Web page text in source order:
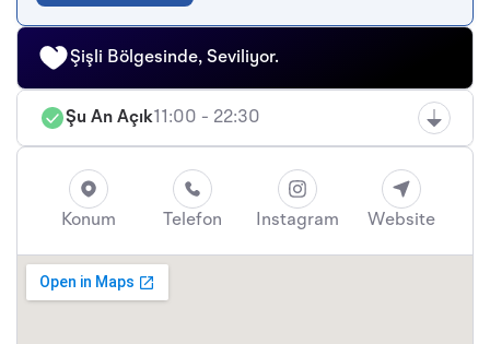
Şişli Bölgesinde, Seviliyor.
Şu An Açık11:00 - 22:30
Konum Telefon Instagram Website